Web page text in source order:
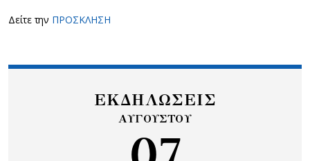
Δείτε την ΠΡΟΣΚΛΗΣΗ
ΕΚΔΗΛΩΣΕΙΣ
ΑΥΓΟΥΣΤΟΥ